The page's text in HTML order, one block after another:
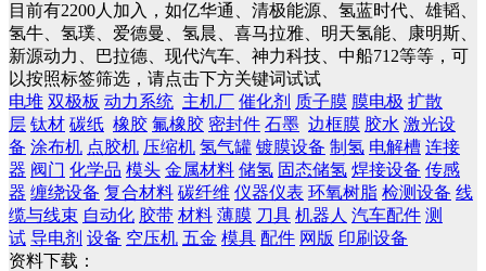
目前有2200人加入，如亿华通、清极能源、氢蓝时代、雄韬、
氢牛、氢璞、爱德曼、氢晨、喜马拉雅、明天氢能、康明斯、
新源动力、巴拉德、现代汽车、神力科技、中船712等等，可
以按照标签筛选，请点击下方关键词试试
电堆 双极板 动力系统 主机厂 催化剂 质子膜 膜电极 扩散
层 钛材 碳纸 橡胶 氟橡胶 密封件 石墨 边框膜 胶水 激光设
备 涂布机 点胶机 压缩机 氢气罐 镀膜设备 制氢 电解槽 连接
器 阀门 化学品 模头 金属材料 储氢 固态储氢 焊接设备 传感
器 缠绕设备 复合材料 碳纤维 仪器仪表 环氧树脂 检测设备 线
缆与线束 自动化 胶带 材料 薄膜 刀具 机器人 汽车配件 测
试 导电剂 设备 空压机 五金 模具 配件 网版 印刷设备
资料下载：